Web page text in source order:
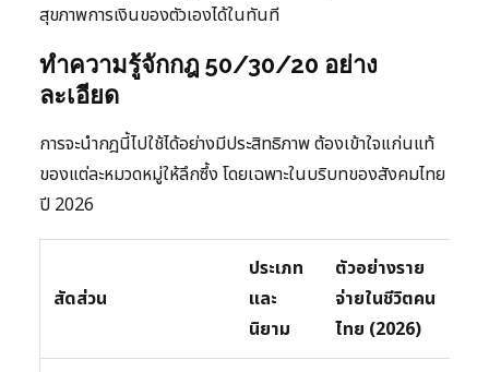
สุขภาพการเงินของตัวเองได้ในทันที
ทำความรู้จักกฎ 50/30/20 อย่าง
ละเอียด
การจะนำกฎนี้ไปใช้ได้อย่างมีประสิทธิภาพ ต้องเข้าใจแก่นแท้
ของแต่ละหมวดหมู่ให้ลึกซึ้ง โดยเฉพาะในบริบทของสังคมไทย
ปี 2026
สัดส่วน
ประเภท
และ
นิยาม
ตัวอย่างราย
จ่ายในชีวิตคน
ไทย (2026)